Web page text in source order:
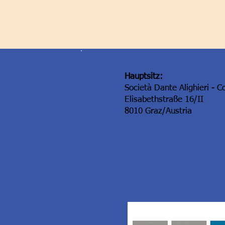
Hauptsitz:
Società Dante Alighieri -
Elisabethstraße 16/II
8010 Graz/Austria